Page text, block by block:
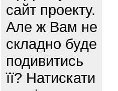
сайт проекту.
Але ж Вам не
складно буде
подивитись
її? Натискати